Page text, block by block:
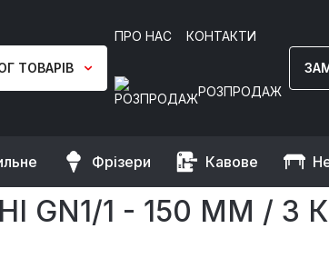
ТОВАРІВ
ПРО НАС КОНТАКТИ
РОЗПРОДАЖ
Фрізери Кавове
їжі на паровій бані GN1/1 - 150 мм / з краном
GN1/1 - 150 ММ /